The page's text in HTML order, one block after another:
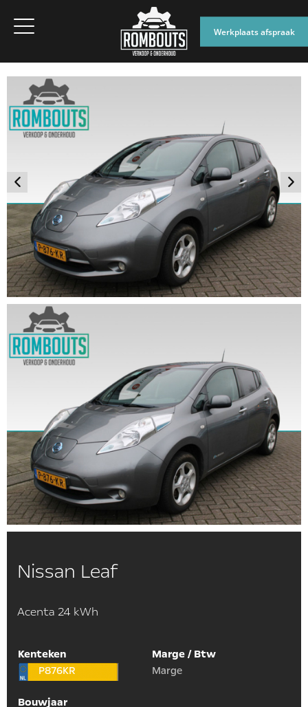
Werkplaats afspraak
Nissan Leaf
Acenta 24 kWh
Kenteken
P876KR
Marge / Btw
Marge
Bouwjaar